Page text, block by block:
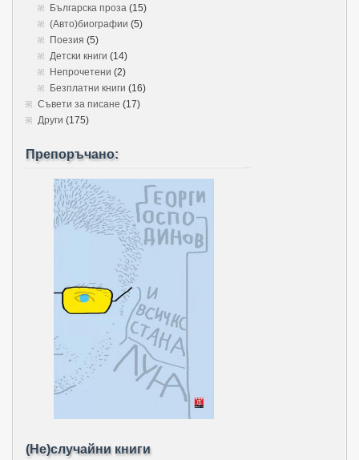
Българска проза (15)
(Авто)биографии (5)
Поезия (5)
Детски книги (14)
Непрочетени (2)
Безплатни книги (16)
Съвети за писане (17)
Други (175)
Препоръчано:
(Не)случайни книги